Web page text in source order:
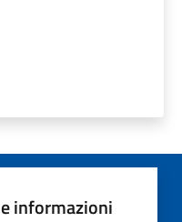
informazioni